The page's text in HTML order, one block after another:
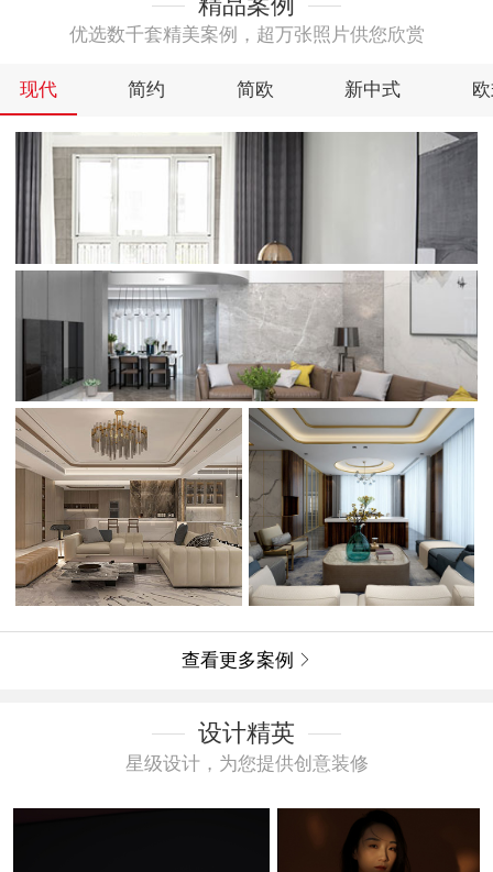
优选数千套精美案例，超万张照片供您欣赏
现代 简约 简欧 新中式
查看更多案例 
设计精英
星级设计，为您提供创意装修